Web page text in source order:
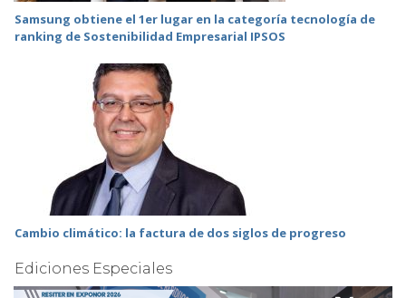
Samsung obtiene el 1er lugar en la categoría tecnología de
ranking de Sostenibilidad Empresarial IPSOS
Cambio climático: la factura de dos siglos de progreso
Ediciones Especiales